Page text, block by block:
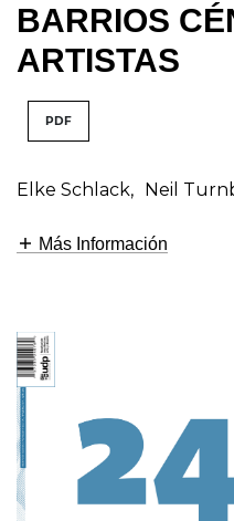
BARRIOS
ARTISTAS
PDF
Elke Schlack, Neil
Más Información